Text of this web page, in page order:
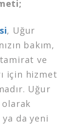
, Uğur
bakım,
ve
için hizmet
Uğur
olarak
da yeni